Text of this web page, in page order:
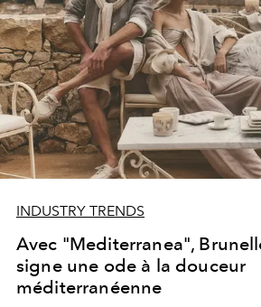
INDUSTRY TRENDS
Avec "Mediterranea",
signe une ode à la douceur
méditerranéenne